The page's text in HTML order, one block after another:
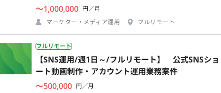
〜1,000,000 円／月
マーケター・メディア運用
フルリモート
フルリモート
【SNS運用/週1日～/フルリモート】 公式SNSショ
ート動画制作・アカウント運用業務案件
〜500,000 円／月